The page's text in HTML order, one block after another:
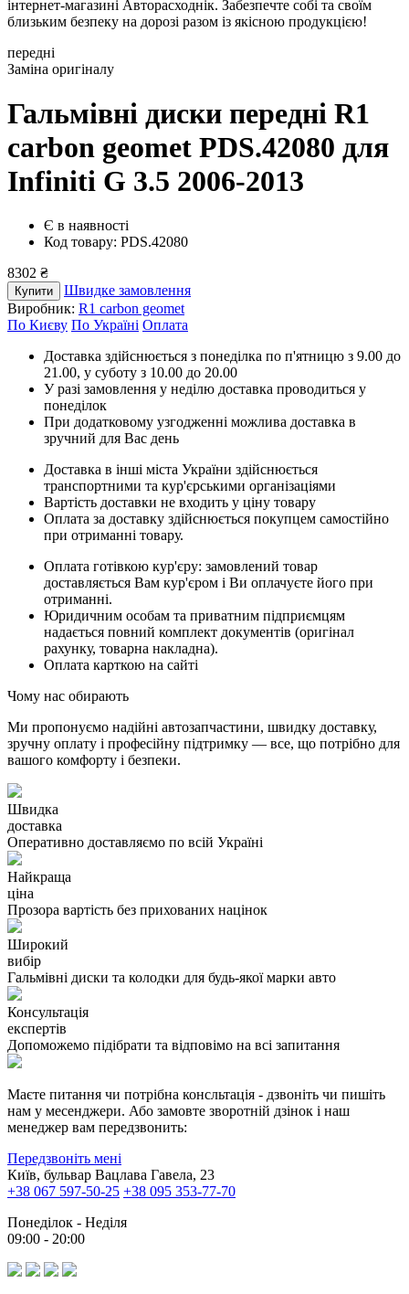
інтернет-магазині Авторасходнік. Забезпечте собі та своїм
близьким безпеку на дорозі разом із якісною продукцією!
передні
Заміна оригіналу
Гальмівні диски передні R1
carbon geomet PDS.42080 для
Infiniti G 3.5 2006-2013
Є в наявності
Код товару: PDS.42080
8302 ₴
Купити
Швидке замовлення
Виробник: R1 carbon geomet
По Києву По Україні Оплата
Доставка здійснюється з понеділка по п'ятницю з 9.00 до
21.00, у суботу з 10.00 до 20.00
У разі замовлення у неділю доставка проводиться у
понеділок
При додатковому узгодженні можлива доставка в
зручний для Вас день
Доставка в інші міста України здійснюється
транспортними та кур'єрськими організаціями
Вартість доставки не входить у ціну товару
Оплата за доставку здійснюється покупцем самостійно
при отриманні товару.
Оплата готівкою кур'єру: замовлений товар
доставляється Вам кур'єром і Ви оплачуєте його при
отриманні.
Юридичним особам та приватним підприємцям
надається повний комплект документів (оригінал
рахунку, товарна накладна).
Оплата карткою на сайті
Чому нас обирають
Ми пропонуємо надійні автозапчастини, швидку доставку,
зручну оплату і професійну підтримку — все, що потрібно для
вашого комфорту і безпеки.
Швидка
доставка
Оперативно доставляємо по всій Україні
Найкраща
ціна
Прозора вартість без прихованих націнок
Широкий
вибір
Гальмівні диски та колодки для будь-якої марки авто
Консультація
експертів
Допоможемо підібрати та відповімо на всі запитання
Маєте питання чи потрібна консльтація - дзвоніть чи пишіть
нам у месенджери. Або замовте зворотній дзінок і наш
менеджер вам передзвонить:
Передзвоніть мені
Київ, бульвар Вацлава Гавела, 23
+38 067 597-50-25 +38 095 353-77-70
Понеділок - Неділя
09:00 - 20:00